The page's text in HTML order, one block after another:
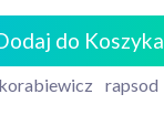
do Koszyka
korabiewicz rapsod